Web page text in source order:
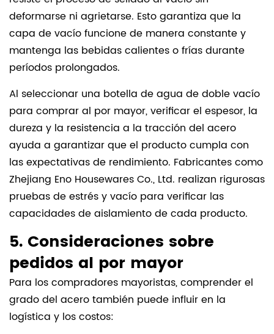
deformarse ni agrietarse. Esto garantiza que la
capa de vacío funcione de manera constante y
mantenga las bebidas calientes o frías durante
períodos prolongados.
Al seleccionar una botella de agua de doble vacío
para comprar al por mayor, verificar el espesor, la
dureza y la resistencia a la tracción del acero
ayuda a garantizar que el producto cumpla con
las expectativas de rendimiento. Fabricantes como
Zhejiang Eno Housewares Co., Ltd. realizan rigurosas
pruebas de estrés y vacío para verificar las
capacidades de aislamiento de cada producto.
5. Consideraciones sobre
pedidos al por mayor
Para los compradores mayoristas, comprender el
grado del acero también puede influir en la
logística y los costos: